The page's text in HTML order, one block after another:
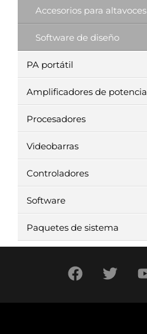
Accesorios para altavoces
Software de diseño
PA portátil
Amplificadores de potencia
Procesadores
Videobarras
Controladores
Software
Paquetes de sistema